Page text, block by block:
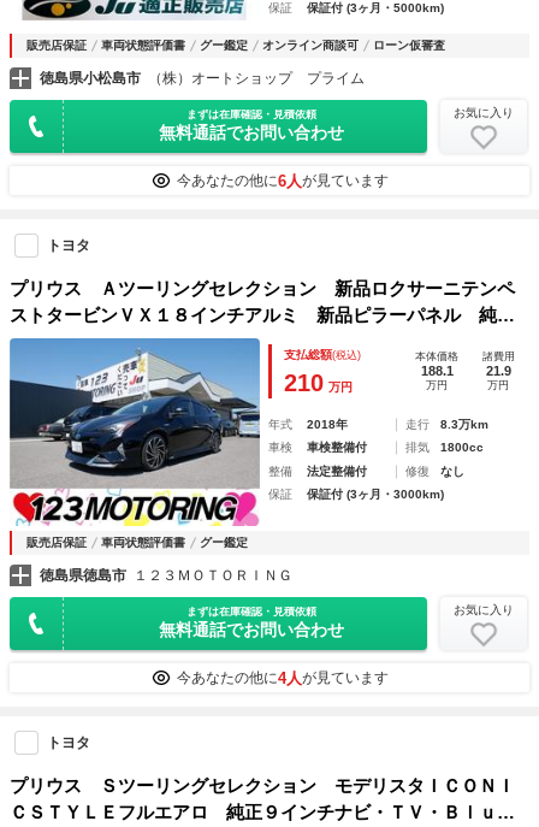
保証
保証付 (3ヶ月・5000km)
販売店保証 車両状態評価書 グー鑑定 オンライン商談可 ローン仮審査
徳島県小松島市 （株）オートショップ プライム
まずは在庫確認・見積依頼
無料通話でお問い合わせ
お気に入り
今あなたの他に6人が見ています
トヨタ
プリウス Ａツーリングセレクション 新品ロクサーニテンペ
ストタービンＶＸ１８インチアルミ 新品ピラーパネル 純正
９インチナビ・ＴＶ・ｂｌｕｅｔｏｏｔｈ バックカメラ ヘ
ッドアップディスプレイ 車線逸脱防止支援 オートクルーズ
支払総額(税込)
210 万円
本体価格
188.1
万円
諸費用
21.9
万円
年式 2018年 走行
8.3万km
車検
車検整備付 排気
1800cc
整備
法定整備付 修復
なし
保証
保証付 (3ヶ月・3000km)
販売店保証 車両状態評価書 グー鑑定
徳島県徳島市 １２３ＭＯＴＯＲＩＮＧ
まずは在庫確認・見積依頼
無料通話でお問い合わせ
お気に入り
今あなたの他に4人が見ています
トヨタ
プリウス Ｓツーリングセレクション モデリスタＩＣＯＮＩ
ＣＳＴＹＬＥフルエアロ 純正９インチナビ・ＴＶ・Ｂｌｕｅ